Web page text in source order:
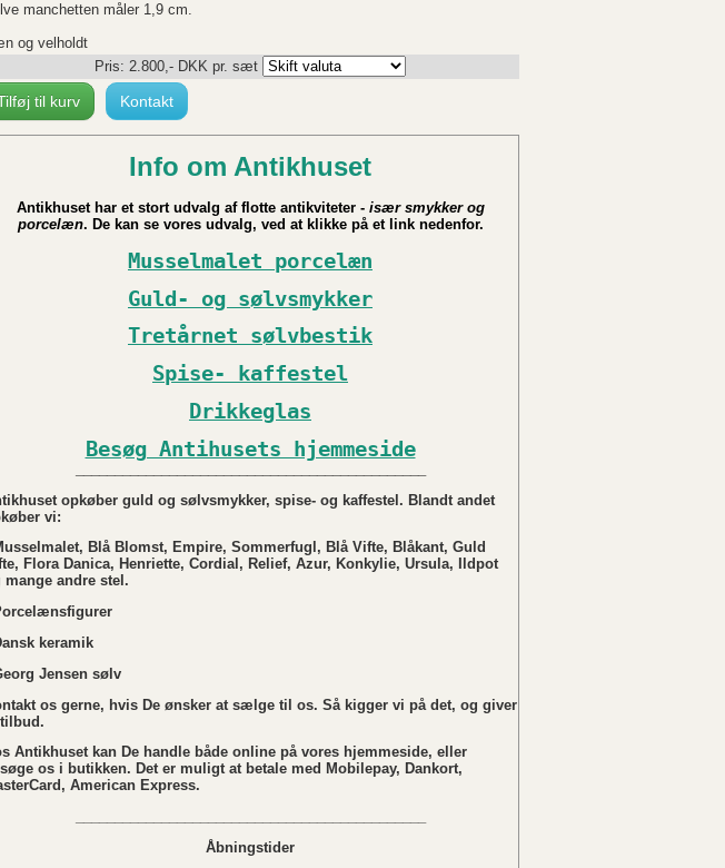
manchetten måler 1,9 cm.
og velholdt
Pris: 2.800,- DKK pr. sæt
til kurv Kontakt
Info om Antikhuset
Antikhuset har et stort udvalg af flotte antikviteter - især smykker og
porcelæn. De kan se vores udvalg, ved at klikke på et link nedenfor.
Musselmalet porcelæn
Guld- og sølvsmykker
Tretårnet sølvbestik
Spise- kaffestel
Drikkeglas
Besøg Antihusets hjemmeside
opkøber guld og sølvsmykker, spise- og kaffestel. Blandt andet
vi:
Blå Blomst, Empire, Sommerfugl, Blå Vifte, Blåkant, Guld
Flora Danica, Henriette, Cordial, Relief, Azur, Konkylie, Ursula, Ildpot
mange andre stel.
keramik
Jensen sølv
os gerne, hvis De ønsker at sælge til os. Så kigger vi på det, og giver
Antikhuset kan De handle både online på vores hjemmeside, eller
os i butikken. Det er muligt at betale med Mobilepay, Dankort,
American Express.
Åbningstider